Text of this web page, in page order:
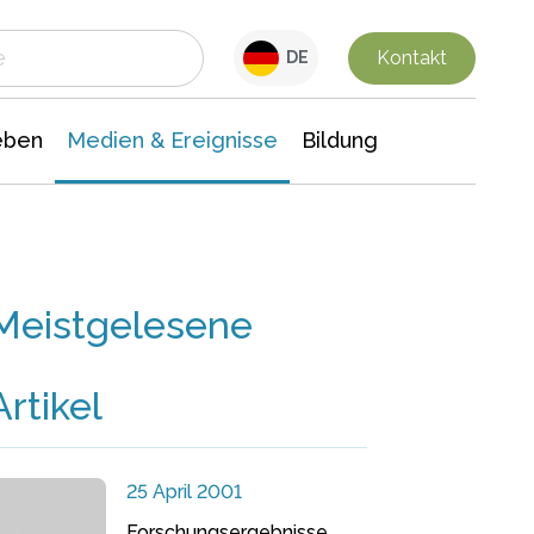
DE Kontakt
Medien & Ereignisse Bildung
25 April 2001